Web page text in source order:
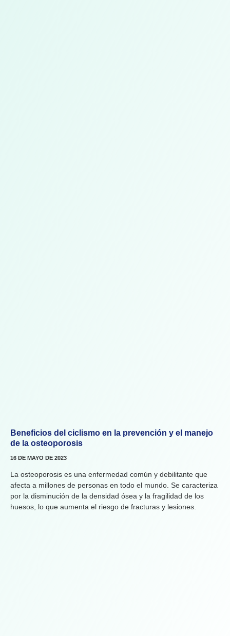
Beneficios del ciclismo en la prevención y el manejo
de la osteoporosis
16 DE MAYO DE 2023
La osteoporosis es una enfermedad común y debilitante que
afecta a millones de personas en todo el mundo. Se caracteriza
por la disminución de la densidad ósea y la fragilidad de los
huesos, lo que aumenta el riesgo de fracturas y lesiones.